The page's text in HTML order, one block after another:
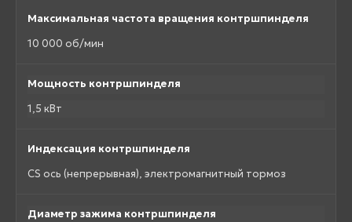
Максимальная частота вращения контршпинделя
10 000 об/мин
Мощность контршпинделя
1,5 кВт
Индексация контршпинделя
CS ось (непрерывная), электромагнитный тормоз
Диаметр зажима контршпинделя